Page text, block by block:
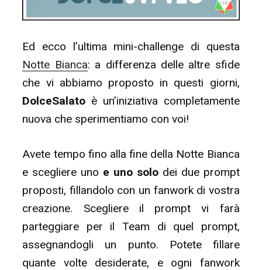
Ed ecco l’ultima mini-challenge di questa
Notte Bianca: a differenza delle altre sfide
che vi abbiamo proposto in questi giorni,
DolceSalato è un’iniziativa completamente
nuova che sperimentiamo con voi!
Avete tempo fino alla fine della Notte Bianca
e scegliere uno e uno solodei due prompt
proposti, fillandolo con un fanwork di vostra
creazione. Scegliere il prompt vi farà
parteggiare per il Team di quel prompt,
assegnandogli un punto. Potete fillare
quante volte desiderate, e ogni fanwork